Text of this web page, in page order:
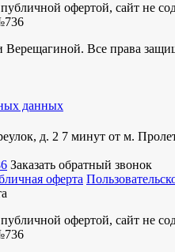
офертой, сайт не
Все права
данных
д. 2 7 минут от м.
Заказать обратный звонок
оферта
офертой, сайт не